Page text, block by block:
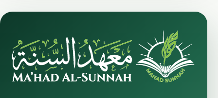
#ХайсамСарханМахад
#ислам
#таухид
#сунна